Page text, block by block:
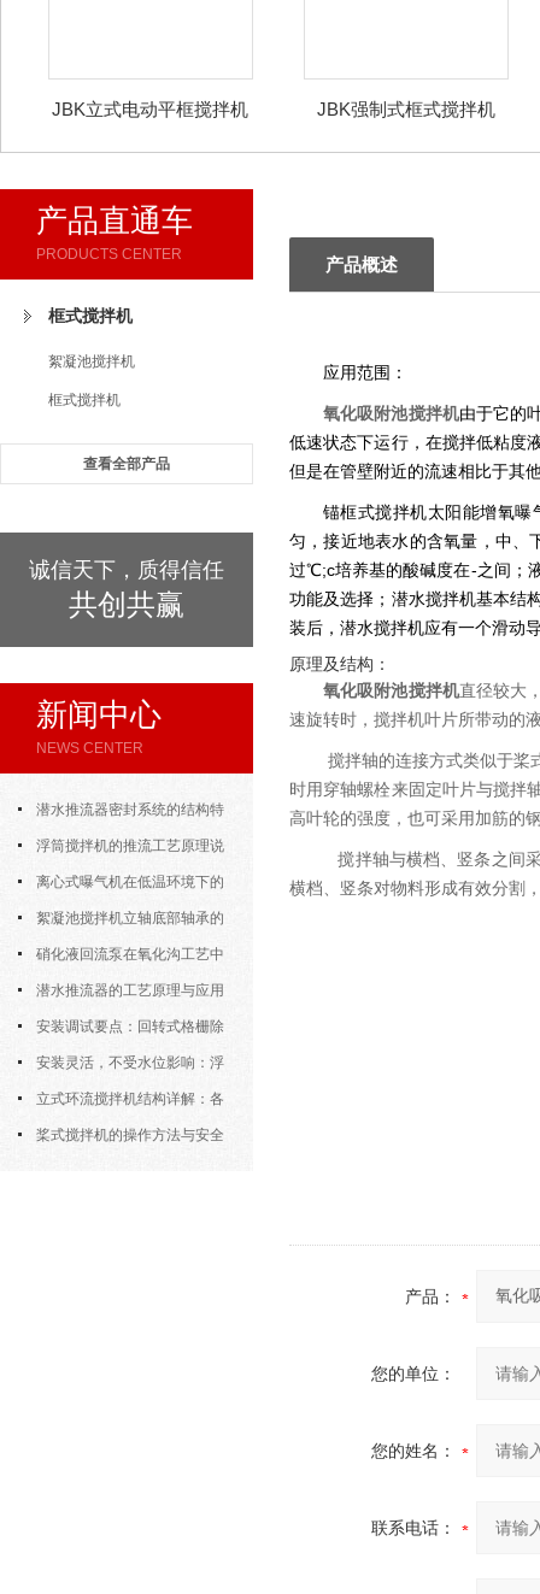
JBK立式电动平框搅拌机 JBK强制式框式搅拌机
产品直通车
PRODUCTS CENTER
框式搅拌机
絮凝池搅拌机
框式搅拌机
查看全部产品
诚信天下，质得信任
共创共赢
新闻中心
NEWS CENTER
潜水推流器密封系统的结构特
点与渗漏故障处理
浮筒搅拌机的推流工艺原理说
明 离心式曝气机在低温环境下的
运行特性与防冻措施
絮凝池搅拌机立轴底部轴承的
密封防水与免维护设计
硝化液回流泵在氧化沟工艺中
的布置位置对回流效果的影响
潜水推流器的工艺原理与应用
逻辑安装调试要点：回转式格栅除
污机的土建配合要求与水平度校准
安装灵活，不受水位影响：浮
筒式曝气机的结构优势与适用场景
立式环流搅拌机结构详解：各
部件的功能与协同
桨式搅拌机的操作方法与安全
产品概述
应用范围：
氧化吸附池搅拌机由于它的
低速状态下运行，在搅拌低粘度
但是在管壁附近的流速相比于其
锚框式搅拌机太阳能增氧
匀，接近地表水的含氧量，中、
过℃;c培养基的酸碱度在-之间；
功能及选择；潜水搅拌机基本结
装后，潜水搅拌机应有一个滑动
原理及结构：
氧化吸附池搅拌机直径较大
速旋转时，搅拌机叶片所带动的
搅拌轴的连接方式类似于桨
时用穿轴螺栓来固定叶片与搅拌
高叶轮的强度，也可采用加筋的
搅拌轴与横档、竖条之间
横档、竖条对物料形成有效分割
产品：
您的单位：
您的姓名：
联系电话：